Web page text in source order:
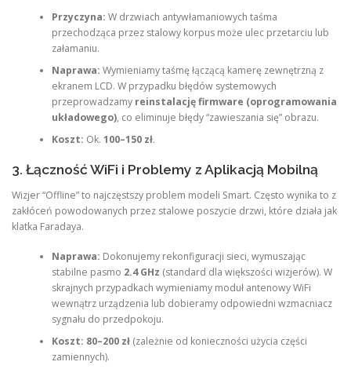
Przyczyna: W drzwiach antywłamaniowych taśma
przechodząca przez stalowy korpus może ulec przetarciu lub
załamaniu.
Naprawa: Wymieniamy taśmę łączącą kamerę zewnętrzną z
ekranem LCD. W przypadku błędów systemowych
przeprowadzamy reinstalację firmware (oprogramowania
układowego), co eliminuje błędy “zawieszania się” obrazu.
Koszt: Ok. 100–150 zł.
3. Łączność WiFi i Problemy z Aplikacją Mobilną
Wizjer “Offline” to najczęstszy problem modeli Smart. Często wynika to z
zakłóceń powodowanych przez stalowe poszycie drzwi, które działa jak
klatka Faradaya.
Naprawa: Dokonujemy rekonfiguracji sieci, wymuszając
stabilne pasmo 2.4 GHz (standard dla większości wizjerów). W
skrajnych przypadkach wymieniamy moduł antenowy WiFi
wewnątrz urządzenia lub dobieramy odpowiedni wzmacniacz
sygnału do przedpokoju.
Koszt: 80–200 zł(zależnie od konieczności użycia części
zamiennych).